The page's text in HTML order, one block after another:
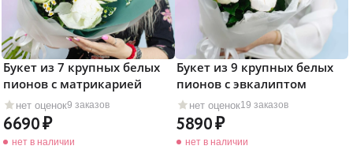
нет оценок9 заказов
Букет из 7 крупных белых
пионов с матрикарией
6690
нет в наличии
нет оценок19 заказов
Букет из 9 крупных белых
пионов с эвкалиптом
5890
нет в наличии